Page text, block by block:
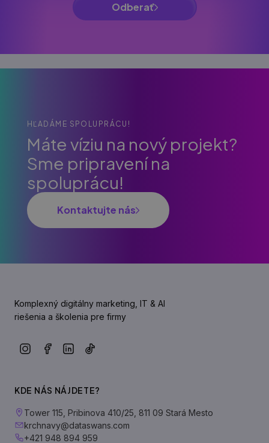
Odberať
HĽADÁME SPOLUPRÁCU!
Máte víziu na nový projekt?
Sme pripravení na
spoluprácu!
Kontaktujte nás
Komplexný digitálny marketing, IT & AI
riešenia a školenia pre firmy
KDE NÁS NÁJDETE?
Tower 115, Pribinova 410/25, 811 09 Stará Mesto
krchnavy@dataswans.com
+421 948 894 959